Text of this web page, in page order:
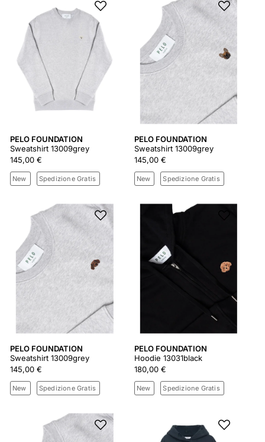
PELO FOUNDATION
Sweatshirt 13009grey
145,00 €
New Spedizione Gratis
PELO FOUNDATION
Sweatshirt 13009grey
145,00 €
New Spedizione Gratis
PELO FOUNDATION
Sweatshirt 13009grey
145,00 €
New Spedizione Gratis
PELO FOUNDATION
Hoodie 13031black
180,00 €
New Spedizione Gratis